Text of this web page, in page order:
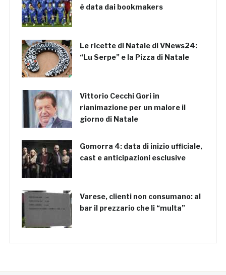
è data dai bookmakers
Le ricette di Natale di VNews24:
“Lu Serpe” e la Pizza di Natale
Vittorio Cecchi Gori in
rianimazione per un malore il
giorno di Natale
Gomorra 4: data di inizio ufficiale,
cast e anticipazioni esclusive
Varese, clienti non consumano: al
bar il prezzario che li “multa”